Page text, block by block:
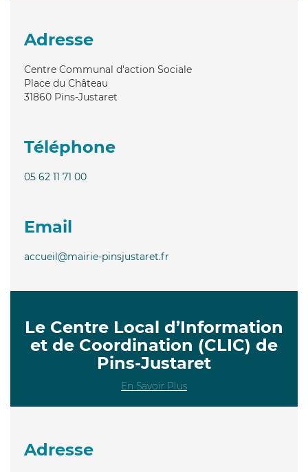
Adresse
Centre Communal d'action Sociale
Place du Château
31860 Pins-Justaret
Téléphone
05 62 11 71 00
Email
accueil@mairie-pinsjustaret.fr
Le Centre Local d’Information
et de Coordination (CLIC) de
Pins-Justaret
En Savoir Plus
Adresse